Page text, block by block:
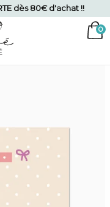
dès 80€ d'achat !!